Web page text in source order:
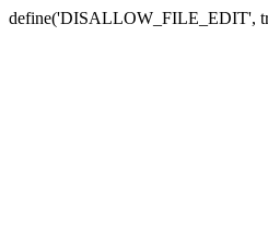
define('DISALLOW_FILE_EDIT',